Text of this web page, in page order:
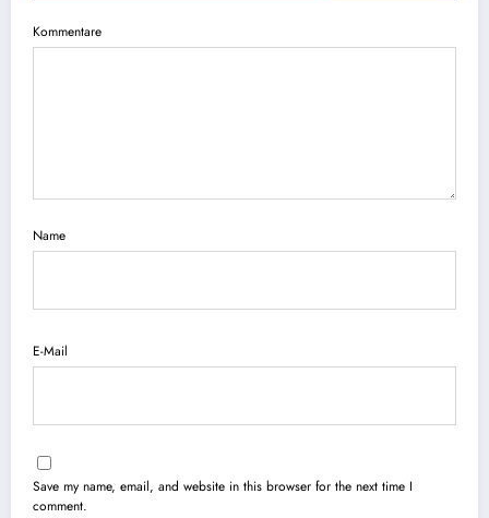
Kommentare
Name
E-Mail
Save my name, email, and website in this browser for the next time I
comment.